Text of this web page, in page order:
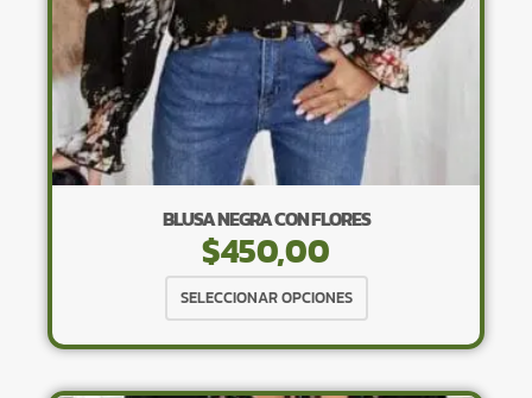
de
producto
BLUSA NEGRA CON FLORES
$450,00
SELECCIONAR OPCIONES
producto
tiene